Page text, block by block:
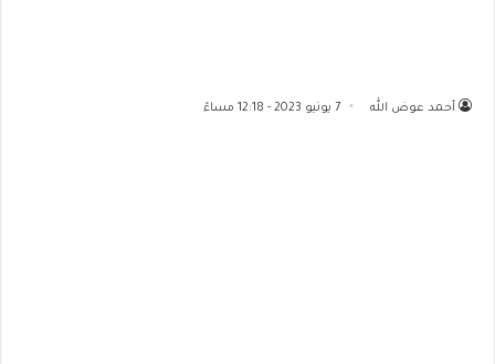
أحمد عوض الله 7 يونيو 2023 - 12:18 مساءً